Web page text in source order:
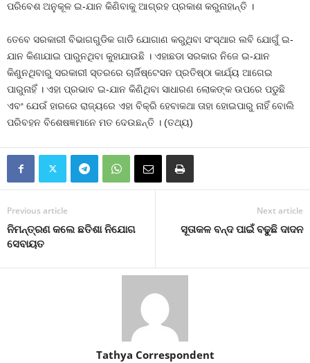
ପରିବେଶ ଅନୁକୂଳ ଇ-ଯାନ କିଣିବାକୁ ଆଗ୍ରହ ପ୍ରକାଶ କରୁନାହାନ୍ତି ।
ତେବେ ସରକାରୀ ବିଭାଗଗୁଡିକ ଗାଡି ଯୋଗାଣ କରୁଥିବା ସଂସ୍ଥାର ଲବି ଯୋଗୁଁ ଇ-
ଯାନ କିଣାଯାଇ ପାରୁନଥିବା କୁହାଯାଉଛି । ଏହାଛଡା ସରକାର ନିଜେ ଇ-ଯାନ
କିଣୁନଥିବାରୁ ସରକାରୀ ସ୍ତରରେ ଚାର୍ଜିଷ୍ଟେସନ ପ୍ରତିଷ୍ଠା କାର୍ଯ୍ୟ ଆଗେଇ
ପାରୁନାହିଁ । ଏହା ପ୍ରଭାବ ଇ-ଯାନ କିଣିଥିବା ସାଧାରଣ ଲୋକଙ୍କ ଉପରେ ପଡୁଛି
ଏବଂ ଯେଉଁ ହାରରେ ରାଜ୍ୟରେ ଏହା ବିକ୍ରି ହେବାକଥା ତାହା ହୋଇପାରୁ ନାହିଁ ବୋଲି
ପରିବହନ ବିଶେଷଜ୍ଞମାନେ ମତ ଦେଉଛନ୍ତି । (ତଥ୍ୟ)
Previous article
ନିମନ୍ତ୍ରଣ କଲେ ଛତିଶା ନିଯୋଗ
ସେବାୟତ
Next article
ସୂତାକଳ ବନ୍ଦ ପାଇଁ ବଢୁଛି ଦାଦନ
Tathya Correspondent